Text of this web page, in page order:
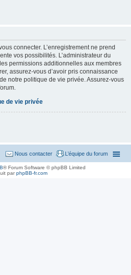
connecter. L’enregistrement ne prend
vos possibilités. L’administrateur du
permissions additionnelles aux membres
assurez-vous d’avoir pris connaissance
notre politique de vie privée. Assurez-vous
de vie privée
L’équipe du forum
Nous contacter
® Forum Software © phpBB Limited
parphpBB-fr.com